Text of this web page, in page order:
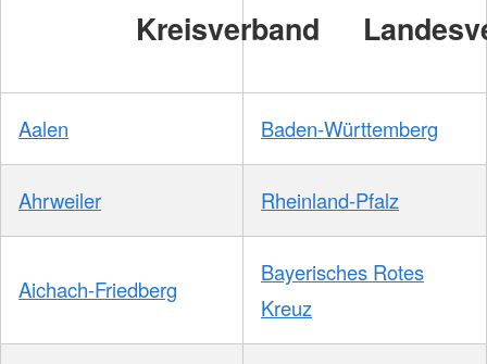
Kreisverband
Aalen Baden-Württemberg
Ahrweiler Rheinland-Pfalz
Aichach-Friedberg
Bayerisches Rotes
Kreuz